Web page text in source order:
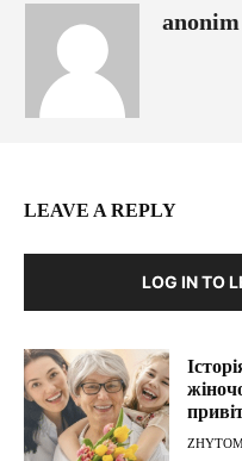
anonim
LEAVE A REPLY
LOG IN TO